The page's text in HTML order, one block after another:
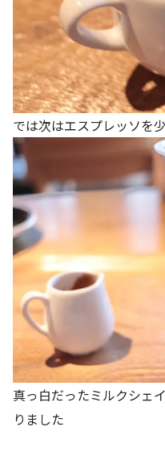
では次はエスプレッソを
真っ白だったミルクシェ
りました